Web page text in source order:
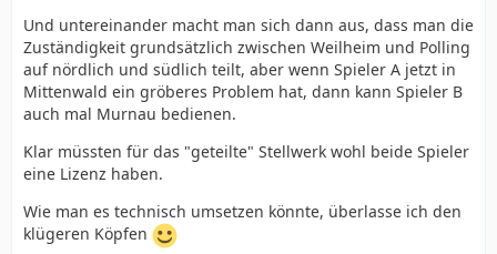
Und untereinander macht man sich dann aus, dass man die
Zuständigkeit grundsätzlich zwischen Weilheim und Polling
auf nördlich und südlich teilt, aber wenn Spieler A jetzt in
Mittenwald ein gröberes Problem hat, dann kann Spieler B
auch mal Murnau bedienen.
Klar müssten für das "geteilte" Stellwerk wohl beide Spieler
eine Lizenz haben.
Wie man es technisch umsetzen könnte, überlasse ich den
klügeren Köpfen